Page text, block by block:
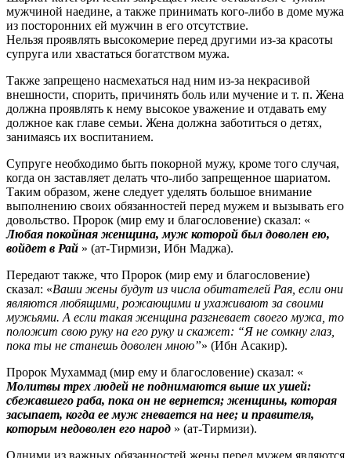
мужчиной наедине, а также принимать кого-либо в доме мужа
из посторонних ей мужчин в его отсутствие.
Нельзя проявлять высокомерие перед другими из-за красоты
супруга или хвастаться богатством мужа.
Также запрещено насмехаться над ним из-за некрасивой
внешности, спорить, причинять боль или мучение и т. п. Жена
должна проявлять к нему высокое уважение и отдавать ему
должное как главе семьи. Жена должна заботиться о детях,
занимаясь их воспитанием.
Супруге необходимо быть покорной мужу, кроме того случая,
когда он заставляет делать что-либо запрещенное шариатом.
Таким образом, жене следует уделять большое внимание
выполнению своих обязанностей перед мужем и вызывать его
довольство. Пророк (мир ему и благословение) сказал: «
Любая покойная женщина, муж которой был доволен ею,
войдет в Рай » (ат-Тирмизи, Ибн Маджа).
Передают также, что Пророк (мир ему и благословение)
сказал: «Ваши жены будут из числа обитателей Рая, если они
являются любящими, рожающими и ухаживают за своими
мужьями. А если такая женщина разгневает своего мужа, то
положит свою руку на его руку и скажет: “Я не сомкну глаз,
пока ты не станешь доволен мною”» (Ибн Асакир).
Пророк Мухаммад (мир ему и благословение) сказал: «
Молитвы трех людей не поднимаются выше их ушей:
сбежавшего раба, пока он не вернется; женщины, которая
засыпает, когда ее муж гневается на нее; и правителя,
которым недоволен его народ » (ат-Тирмизи).
Одними из важных обязанностей жены перед мужем являются